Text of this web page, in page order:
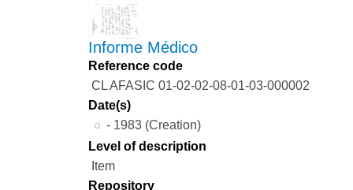
Informe Médico
Reference code
CL AFASIC 01-02-02-08-01-03-000002
Date(s)
- 1983 (Creation)
Level of description
Item
Repository